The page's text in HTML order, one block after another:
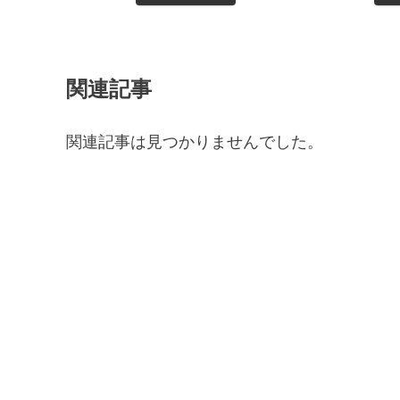
関連記事
関連記事は見つかりませんでした。